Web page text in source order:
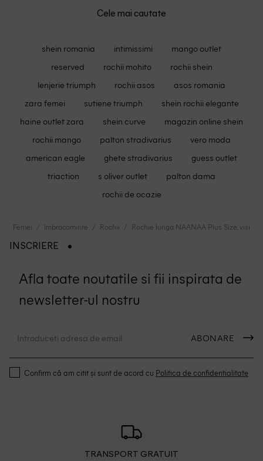
Cele mai cautate
shein romania intimissimi
mango outlet
reserved
rochii mohito
rochii shein
lenjerie triumph
rochii asos
asos romania
zara femei
sutiene triumph
shein rochii elegante
haine outlet zara
shein curve
magazin online shein
rochii mango
palton stradivarius
vero moda
american eagle
ghete stradivarius
guess outlet
triaction
s oliver outlet
palton dama
rochii de ocazie
Femei Imbracaminte Rochii Rochie lunga NAANAA Plus Size, visiniu
INSCRIERE
Afla toate noutatile si fii inspirata de
newsletter-ul nostru
ABONARE
Confirm că am citit și sunt de acord cu Politica de confidentialitate
TRANSPORT GRATUIT